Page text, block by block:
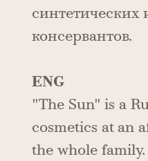
синтетических
консервантов.
ENG
"The Sun" is a
cosmetics at an
the whole family.